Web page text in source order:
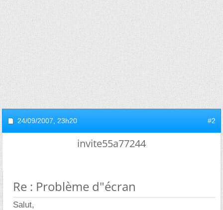
24/09/2007, 23h20 #2
invite55a77244
Re : Problème d"écran
Salut,